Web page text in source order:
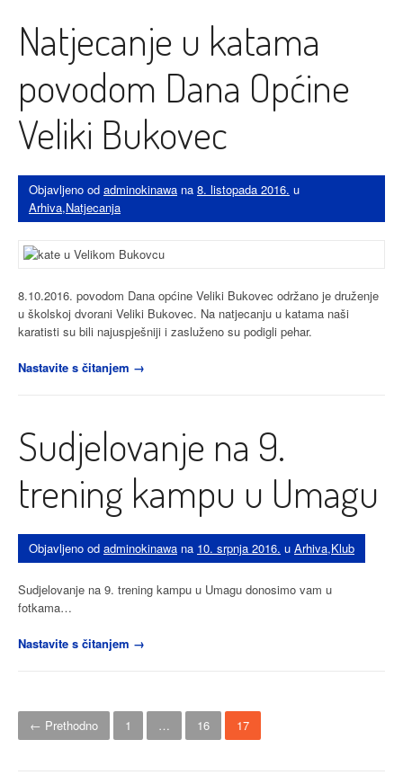
Natjecanje u katama
povodom Dana Općine
Veliki Bukovec
Objavljeno od adminokinawa na 8. listopada 2016. u
Arhiva,Natjecanja
8.10.2016. povodom Dana općine Veliki Bukovec održano je druženje
u školskoj dvorani Veliki Bukovec. Na natjecanju u katama naši
karatisti su bili najuspješniji i zasluženo su podigli pehar.
Nastavite s čitanjem “Natjecanje
Dana
Općine
Veliki
Bukovec”
→
Sudjelovanje na 9.
trening kampu u Umagu
Objavljeno od adminokinawa na 10. srpnja 2016. u Arhiva,Klub
Sudjelovanje na 9. trening kampu u Umagu donosimo vam u
fotkama…
Nastavite s čitanjem “Sudjelovanje
kampu
→
N
a
← Prethodno 1 … 16 17